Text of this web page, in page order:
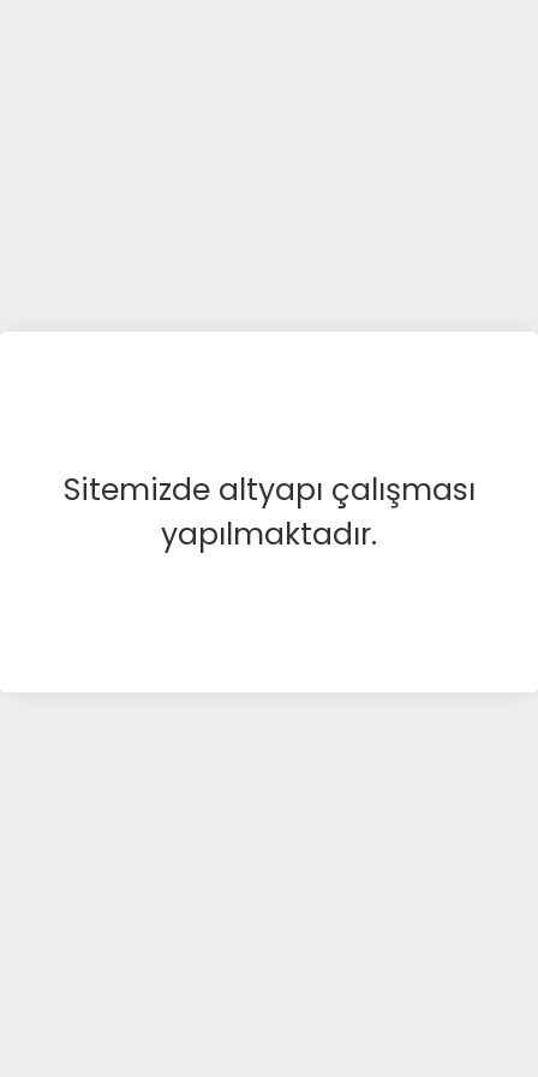
Sitemizde altyapı çalışması
yapılmaktadır.